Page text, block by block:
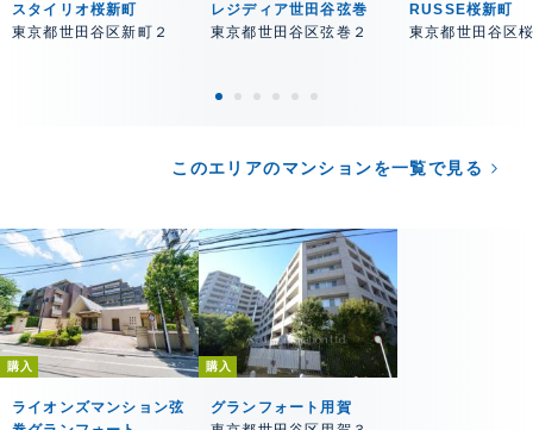
スタイリオ桜新町
東京都世田谷区新町２
レジディア世田谷弦巻
東京都世田谷区弦巻２
RUSSE桜新町
東京都世田谷区
このエリアのマンションを一覧で見る
購入
ライオンズマンション弦
購入
グランフォート用賀